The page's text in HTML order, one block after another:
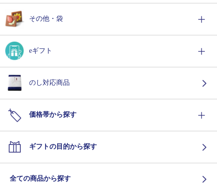
その他・袋
eギフト
のし対応商品
価格帯から探す
ギフトの目的から探す
全ての商品から探す